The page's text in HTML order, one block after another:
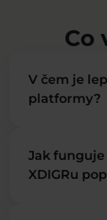
Co
V čem je
platformy?
Jak funguje
XDIGRu